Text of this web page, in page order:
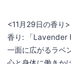
<11月29日の香り>
香り: 「Lavender
一面に広がるラベ